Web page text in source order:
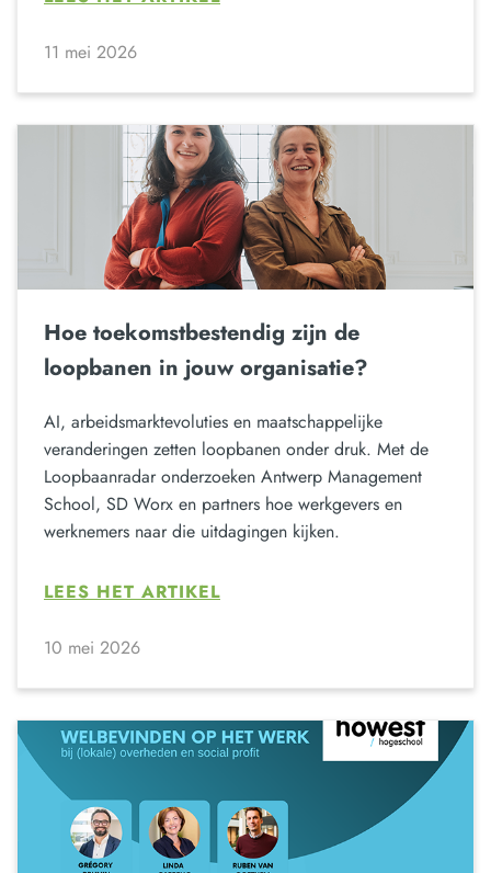
11 mei 2026
Hoe toekomstbestendig zijn de
loopbanen in jouw organisatie?
AI, arbeidsmarktevoluties en maatschappelijke
veranderingen zetten loopbanen onder druk. Met de
Loopbaanradar onderzoeken Antwerp Management
School, SD Worx en partners hoe werkgevers en
werknemers naar die uitdagingen kijken.
LEES HET ARTIKEL
10 mei 2026